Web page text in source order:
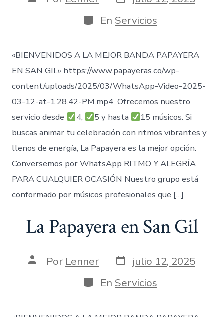
de
publicación
Categorías
En Servicios
«BIENVENIDOS A LA MEJOR BANDA PAPAYERA
EN SAN GIL» https://www.papayeras.co/wp-
content/uploads/2025/03/WhatsApp-Video-2025-
03-12-at-1.28.42-PM.mp4 Ofrecemos nuestro
servicio desde
4, 5 y hasta
15 músicos. Si
buscas animar tu celebración con ritmos vibrantes y
llenos de energía, La Papayera es la mejor opción.
Conversemos por WhatsApp RITMO Y ALEGRÍA
PARA CUALQUIER OCASIÓN Nuestro grupo está
conformado por músicos profesionales que […]
La Papayera en San Gil
AutorPor Lenner Fecha
de
publicación
julio 12, 2025
Categorías
En Servicios